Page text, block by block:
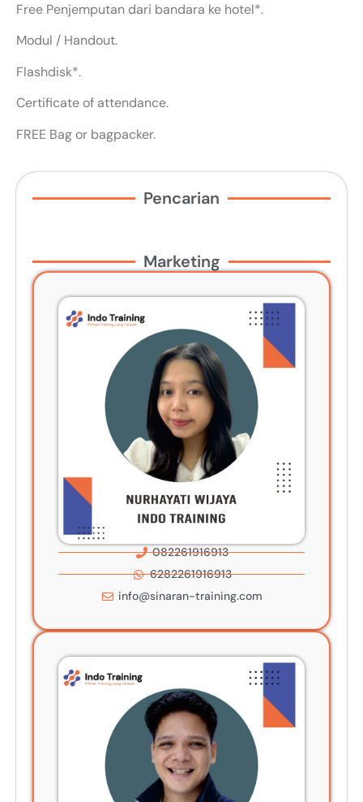
Free Penjemputan dari bandara ke hotel*.
Modul / Handout.
Flashdisk*.
Certificate of attendance.
FREE Bag or bagpacker.
Pencarian
Marketing
082261916913
6282261916913
info@sinaran-training.com